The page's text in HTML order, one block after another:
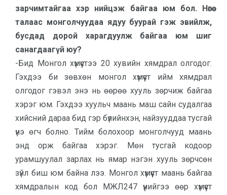
зарчимтайгаа хэр нийцэж байгаа юм бол. Нөгөө
талаас монголчуудаа ядуу буурай гэж эвийлж,
бусдад дорой харагдуулж байгаа юм шиг
санагдаагүй юу?
-Бид Монгол хүмүүстээ 20 хувийн хямдрал олгодог.
Гэхдээ би зөвхөн монгол хүмүүст ийм хямдрал
олгодог гэвэл энэ нь өөрөө хууль зөрчиж байгаа
хэрэг юм. Гэхдээ хуульч маань маш сайн судалгаа
хийсний дараа бид гэр бүлийнхэн, найзууддаа тусгай
үнэ өгч болно. Тийм болохоор монголчууд маань
энд орж байгаа хэрэг. Мөн тусгай кодоор
урамшуулал зарлах нь ямар нэгэн хууль зөрчсөн
зүйл биш юм байна лээ. Монгол хүмүүст маань байгаа
хямдралын код бол МЖЛ247 үүнийгээ өөр хүмүүст